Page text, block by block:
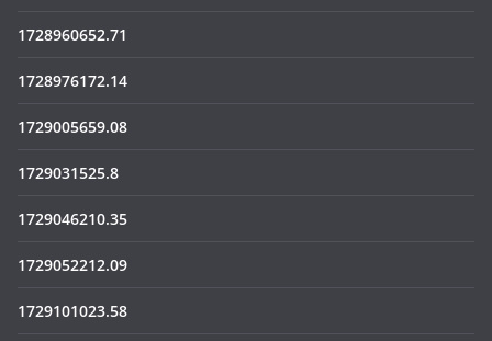
1728960652.71
1728976172.14
1729005659.08
1729031525.8
1729046210.35
1729052212.09
1729101023.58